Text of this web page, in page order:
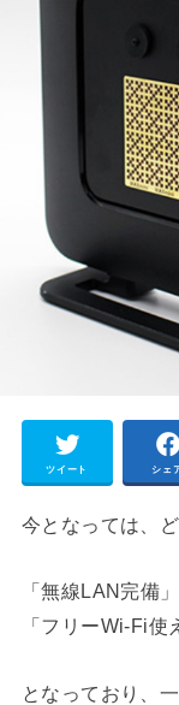
ツイート シェ
今となっては、
「無線LAN完備」
「フリーWi-Fi使
となっており、